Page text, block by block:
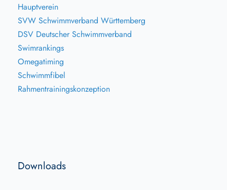
Hauptverein
SVW Schwimmverband Württemberg
DSV Deutscher Schwimmverband
Swimrankings
Omegatiming
Schwimmfibel
Rahmentrainingskonzeption
Downloads